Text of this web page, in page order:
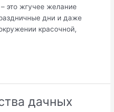
это жгучее желание
дни и даже
красочной,
дачных